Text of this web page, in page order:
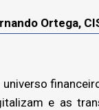
Ortega,
universo
e as